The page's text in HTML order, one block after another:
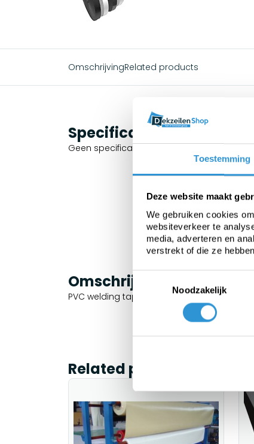
Toestemming
Deze website maakt
We gebruiken cookies
websiteverkeer te
media, adverteren en
verstrekt of die ze
Toestemmingsselectie
Noodzakelijk
OmschrijvingRelated products
Specificaties
Geen specificaties beschikbaar.
Omschrijving
PVC welding tape on a roll
Related products